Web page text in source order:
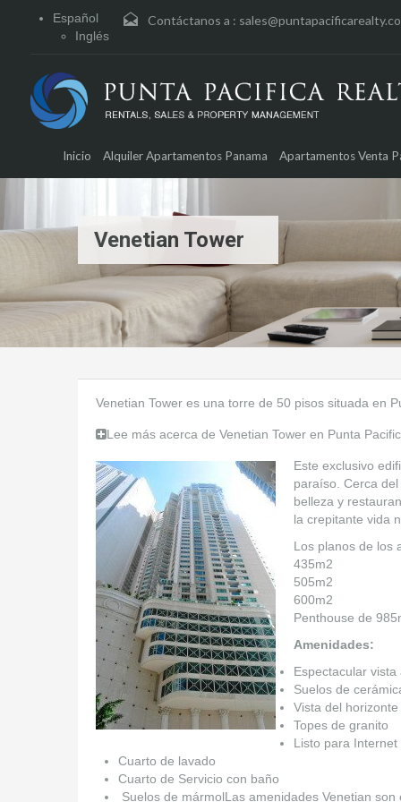
Español
Inglés
Contáctanos a :
Inicio Alquiler Apartamentos Panama Apartamentos Venta
Venetian Tower
Venetian Tower es una torre de 50 pisos situada en
Lee más acerca de Venetian Tower en Punta
Este exclusivo
paraíso. Cerca
belleza y
la crepitante vida
Los planos de los
435m2
505m2
600m2
Penthouse de
Amenidades:
Espectacular
Suelos de
Vista del
Topes de granito
Listo para Internet
Cuarto de lavado
Cuarto de Servicio con baño
Suelos de mármolLas amenidades Venetian